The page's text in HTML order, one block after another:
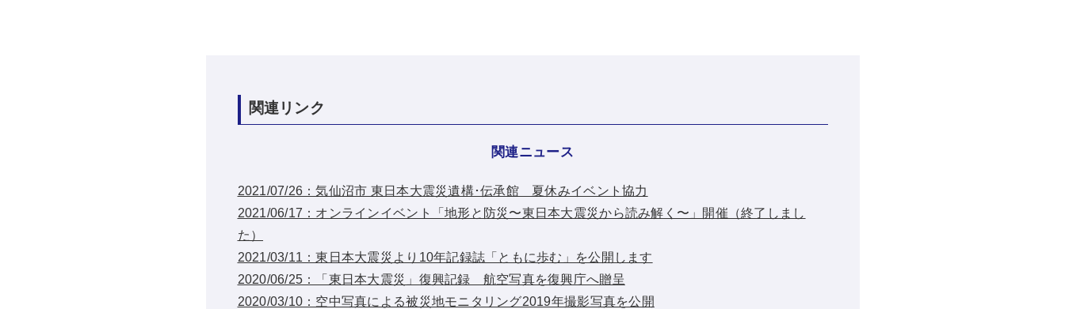
関連リンク
関連ニュース
2021/07/26：気仙沼市 東日本大震災遺構･伝承館 夏休みイベント協力
2021/06/17：オンラインイベント「地形と防災〜東日本大震災から読み解く〜」開催（終了しまし
た）
2021/03/11：東日本大震災より10年記録誌「ともに歩む」を公開します
2020/06/25：「東日本大震災」復興記録 航空写真を復興庁へ贈呈
2020/03/10：空中写真による被災地モニタリング2019年撮影写真を公開